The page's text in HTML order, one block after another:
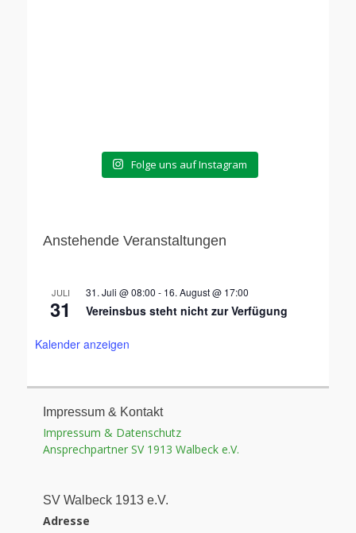
Folge uns auf Instagram
Anstehende Veranstaltungen
JULI
31
31. Juli @ 08:00 - 16. August @ 17:00
Vereinsbus steht nicht zur Verfügung
Kalender anzeigen
Impressum & Kontakt
Impressum & Datenschutz
Ansprechpartner SV 1913 Walbeck e.V.
SV Walbeck 1913 e.V.
Adresse